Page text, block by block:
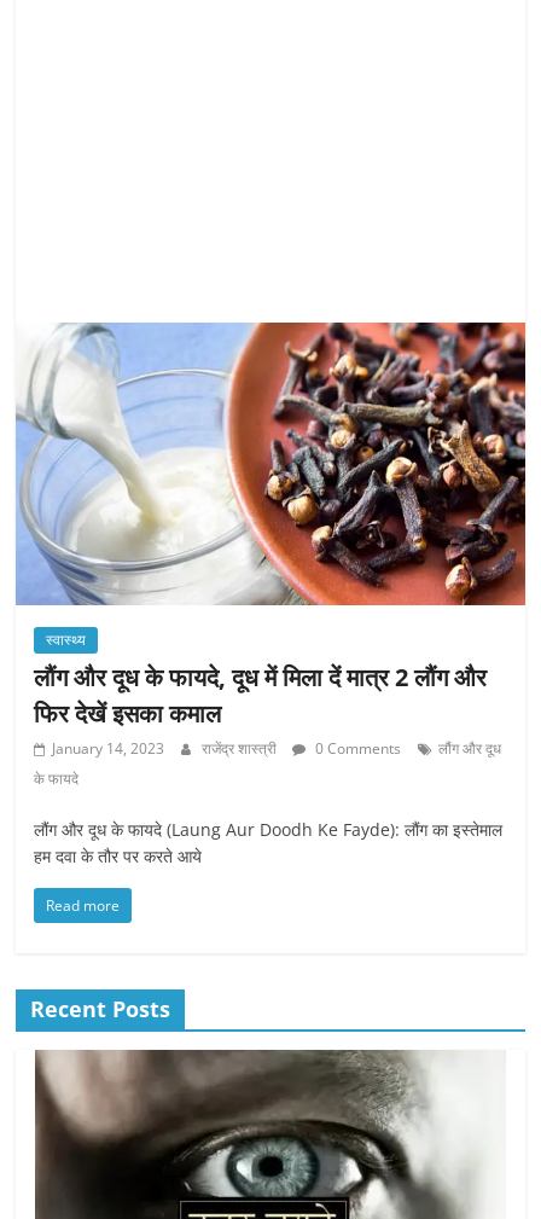
स्वास्थ्य
लौंग और दूध के फायदे, दूध में मिला दें मात्र 2 लौंग और
फिर देखें इसका कमाल
January 14, 2023 राजेंद्र शास्त्री 0 Comments
लौंग और दूध
के फायदे
लौंग और दूध के फायदे (Laung Aur Doodh Ke Fayde): लौंग का इस्तेमाल
हम दवा के तौर पर करते आये
Read more
Recent Posts